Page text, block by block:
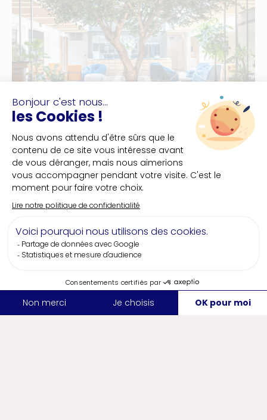
ONEPOINT
Capacité200 pers.
VilleNantes
Au cœur de Nantes, au sein du bâtiment
ferblanterie héberge nos espaces : le Livepoint,
la Manufacture, le Média Lab et le Fab Lab.